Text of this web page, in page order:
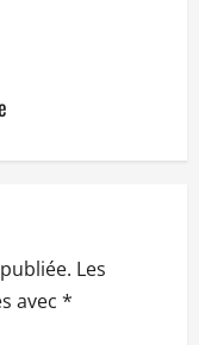
Les
avec *